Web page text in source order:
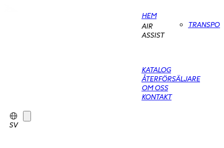
HEM
AIR
ASSIST
KATALOG
ÅTERFÖRSÄLJARE
OM OSS
KONTAKT
SV